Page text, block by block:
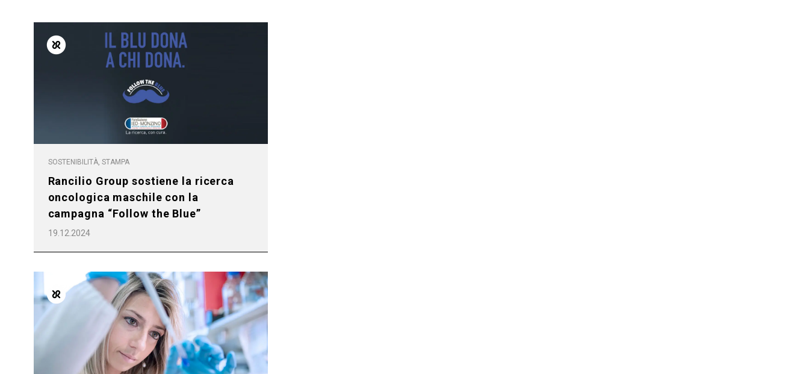
SOSTENIBILITÀ, STAMPA
Rancilio Group sostiene la ricerca
oncologica maschile con la
campagna “Follow the Blue”
19.12.2024
Tutti Prodotti
Follow Us